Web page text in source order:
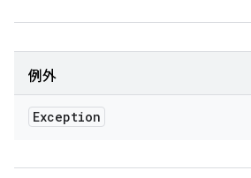
例外
Exception